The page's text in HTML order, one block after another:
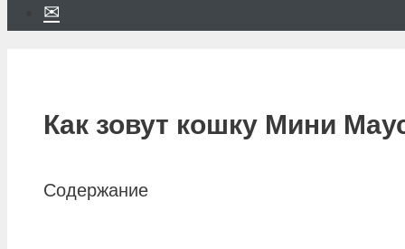
✉
Как зовут кошку Мини
Содержание